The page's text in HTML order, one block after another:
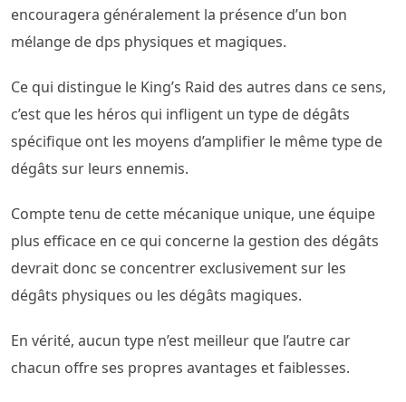
encouragera généralement la présence d’un bon
mélange de dps physiques et magiques.
Ce qui distingue le King’s Raid des autres dans ce sens,
c’est que les héros qui infligent un type de dégâts
spécifique ont les moyens d’amplifier le même type de
dégâts sur leurs ennemis.
Compte tenu de cette mécanique unique, une équipe
plus efficace en ce qui concerne la gestion des dégâts
devrait donc se concentrer exclusivement sur les
dégâts physiques ou les dégâts magiques.
En vérité, aucun type n’est meilleur que l’autre car
chacun offre ses propres avantages et faiblesses.